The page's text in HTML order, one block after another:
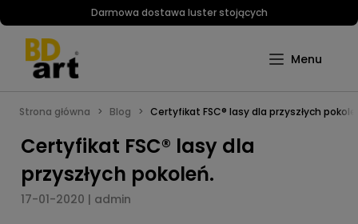
Darmowa dostawa luster stojących
Strona główna Blog Certyfikat FSC® lasy dla przyszłych
Certyfikat FSC® lasy dla
przyszłych pokoleń.
17-01-2020 | admin